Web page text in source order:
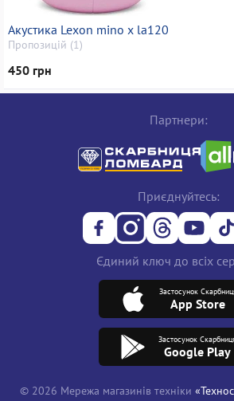
Акустика Lexon mino x la120
Пропозицій (1)
450 грн
Партнери:
Приєднуйтесь:
Єдиний ключ до всіх
Застосунок
App Store
Застосунок
Google Play
© 2026 Мережа магазинів техніки